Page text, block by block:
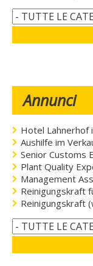
Annunci
Hotel Lahnerhof
Aushilfe im
Senior Customs
Plant Quality
Management
Reinigungskraft
Reinigungskraft